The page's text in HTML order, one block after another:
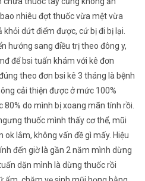
nhiêu đợt thuốc vừa mệt vừa
khỏi dứt điểm được, cứ bị đi bị lại.
hướng sang điều trị theo đông y,
để bsi tuấn khám với kê đơn
theo đơn bsi kê 3 tháng là bệnh
cải thiện được ở mức 100%
80% do mình bị xoang mãn tính rồi.
thuốc mình thấy cơ thể, mũi
ok lắm, không vấn đề gì mấy. Hiệu
đến giờ là gần 2 năm mình dừng
dặn mình là dừng thuốc rồi